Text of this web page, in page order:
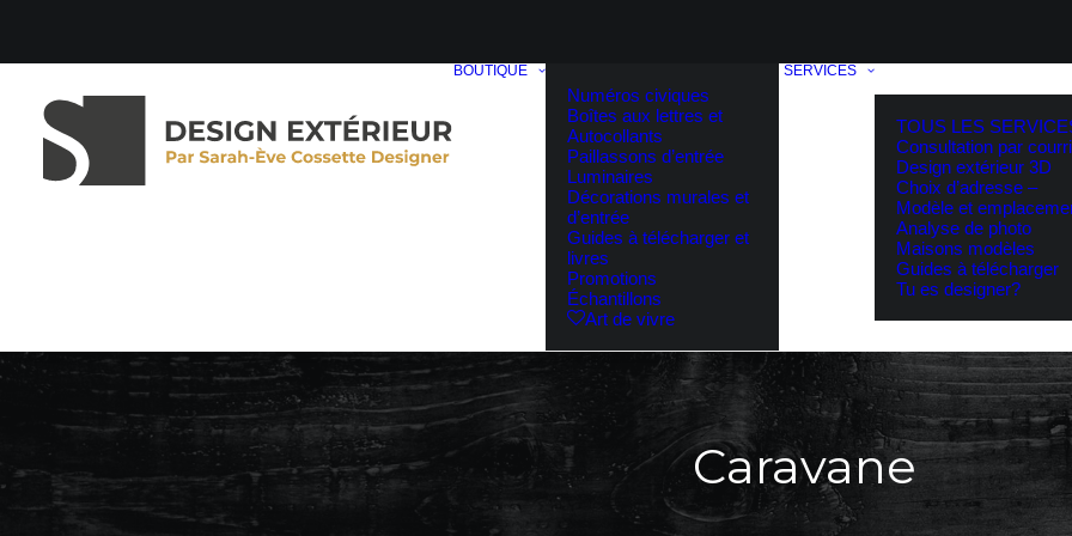
BOUTIQUE
Numéros civiques
Boîtes aux lettres et
Autocollants
Paillassons d’entrée
Luminaires
Décorations murales et
d’entrée
Guides à télécharger et
livres
Promotions
Échantillons
Art de vivre
SERVICES
TOUS LES
Consultation par
Design extérieur 3D
Choix d’adresse –
Modèle et
Analyse de photo
Maisons modèles
Guides à télécharger
Tu es designer?
Caravane